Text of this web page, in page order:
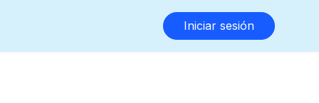
Iniciar sesión